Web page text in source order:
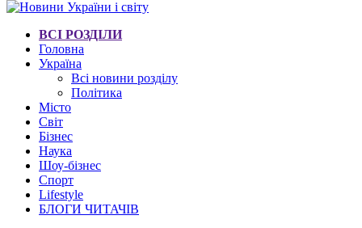
ВСІ РОЗДІЛИ
Головна
Україна
Всі новини розділу
Політика
Місто
Світ
Бізнес
Наука
Шоу-бізнес
Спорт
Lifestyle
БЛОГИ ЧИТАЧІВ